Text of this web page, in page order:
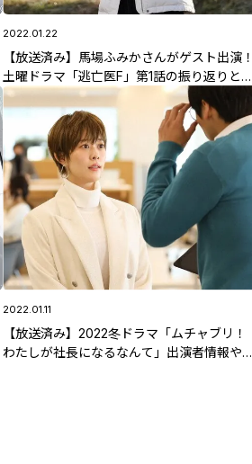
2022.01.22
【放送済み】馬場ふみかさんがゲスト出演！
土曜ドラマ「逃亡医F」第1話の振り返りと第
2話のあらすじを公開！
2022.01.11
【放送済み】2022冬ドラマ「ムチャブリ！
わたしが社長になるなんて」出演者情報やあ